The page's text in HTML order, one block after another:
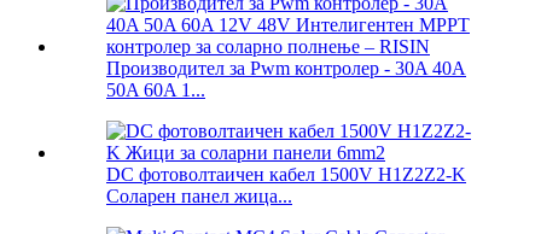
Производител за Pwm контролер - 30A 40A
50A 60A 1...
DC фотоволтаичен кабел 1500V H1Z2Z2-K
Соларен панел жица...